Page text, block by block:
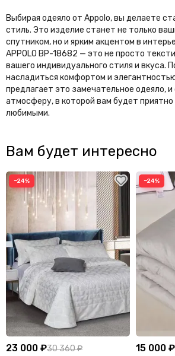
Выбирая одеяло от Appolo, вы делаете
стиль. Это изделие станет не только
спутником, но и ярким акцентом в
APPOLO BP-18682 — это не просто
вашего индивидуального стиля и вкуса.
насладиться комфортом и
предлагает это замечательное одеяло,
атмосферу, в которой вам будет
любимыми.
Вам будет интересно
−24%
23 000 ₽30 360 ₽
−24%
15 000 ₽